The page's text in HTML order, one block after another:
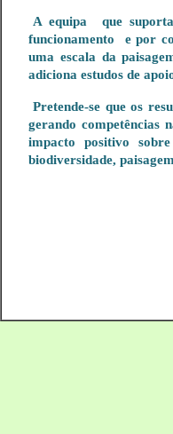
A equipa que
funcionamento e por
uma escala da
adiciona estudos de
Pretende-se que os
gerando competências
impacto positivo
biodiversidade,